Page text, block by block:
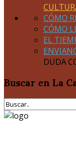
CÓMO
CÓMO
EL
DUDA
Buscar en La